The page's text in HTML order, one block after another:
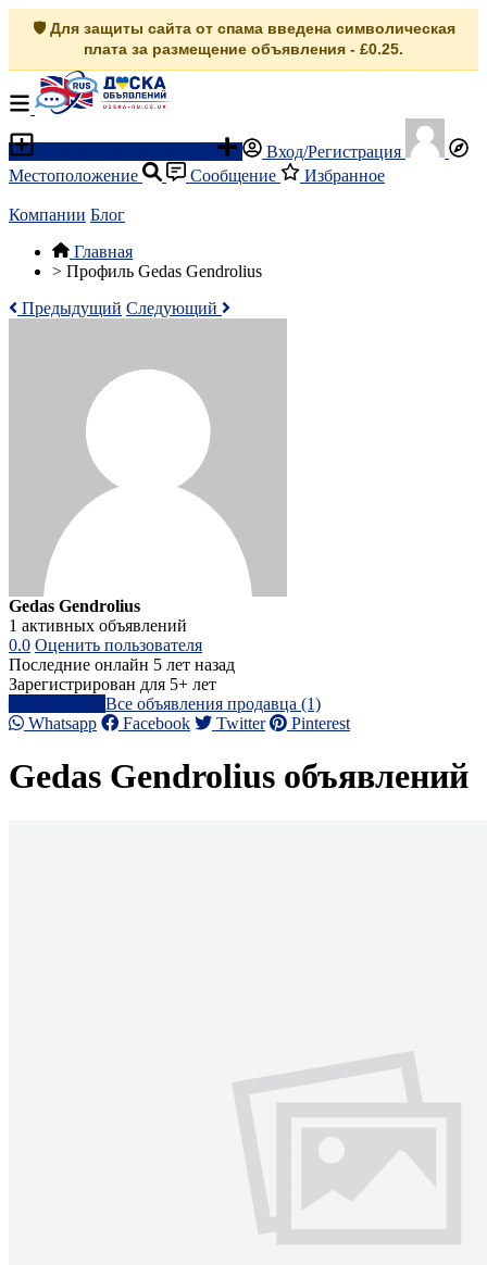
🛡️ Для защиты сайта от спама введена символическая
плата за размещение объявления - £0.25.
Вход/Регистрация
Местоположение
Сообщение Избранное
Компании Блог
Главная
> Профиль Gedas Gendrolius
Предыдущий Следующий
Gedas Gendrolius
1 активных объявлений
0.0 Оценить пользователя
Последние онлайн 5 лет назад
Зарегистрирован для 5+ лет
Все объявления продавца (1)
Whatsapp
Facebook Twitter Pinterest
Gedas Gendrolius объявлений